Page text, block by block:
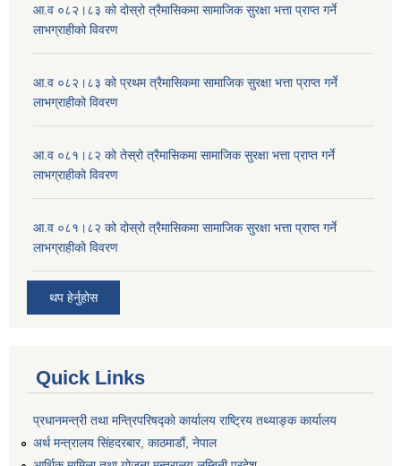
आ.व ०८२।८३ को दोस्रो त्रैमासिकमा सामाजिक सुरक्षा भत्ता प्राप्त गर्ने
लाभग्राहीको विवरण
आ.व ०८२।८३ को प्रथम त्रैमासिकमा सामाजिक सुरक्षा भत्ता प्राप्त गर्ने
लाभग्राहीको विवरण
आ.व ०८१।८२ को तेस्रो त्रैमासिकमा सामाजिक सुरक्षा भत्ता प्राप्त गर्ने
लाभग्राहीको विवरण
आ.व ०८१।८२ को दोस्रो त्रैमासिकमा सामाजिक सुरक्षा भत्ता प्राप्त गर्ने
लाभग्राहीको विवरण
थप हेर्नुहोस
Quick Links
प्रधानमन्त्री तथा मन्त्रिपरिषद्को कार्यालय राष्ट्रिय तथ्याङ्क कार्यालय
अर्थ मन्त्रालय सिंहदरबार, काठमाडौं, नेपाल